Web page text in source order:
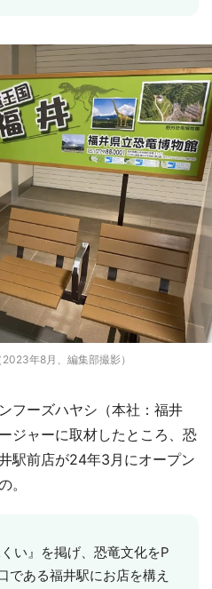
年8月、編集部撮影）
フーズハヤシ（本社：福井
ジャーに取材したところ、恐
駅前店が24年3月にオープン
。
い』を掲げ、恐竜文化をP
である福井駅にお店を構え